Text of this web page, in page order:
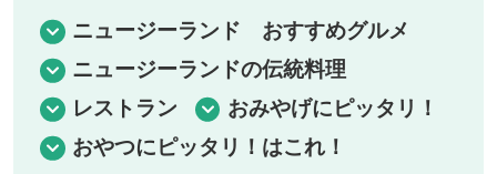
ニュージーランド おすすめグルメ
ニュージーランドの伝統料理
レストラン
おみやげにピッタリ！
おやつにピッタリ！はこれ！